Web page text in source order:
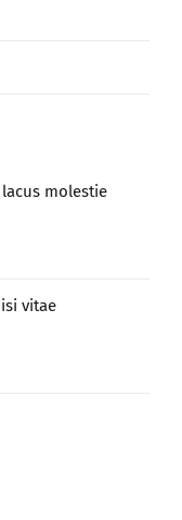
molestie
vitae